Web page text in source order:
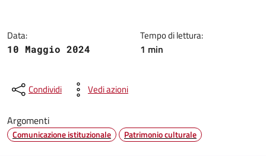
Data:
10 Maggio 2024
Tempo di lettura:
1 min
Condividi Vedi azioni
Argomenti
Comunicazione istituzionale Patrimonio culturale